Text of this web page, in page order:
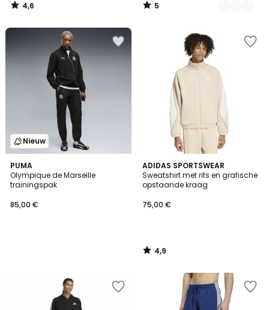
4,6
/
5
/
Nieuw
PUMA
Olympique de Marseille
trainingspak
85,00 €
ADIDAS SPORTSWEAR
Sweatshirt met rits en grafische
opstaande kraag
75,00 €
4,9
/ 5
4,9
/